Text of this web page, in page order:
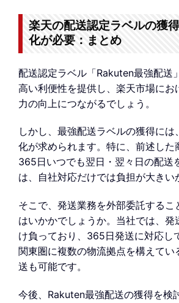
楽天の配送認定ラベルの獲
化が必要：まとめ
配送認定ラベル「Rakuten最強配送
高い利便性を提供し、楽天市場にお
力の向上につながるでしょう。
しかし、最強配送ラベルの獲得に
化が求められます。特に、前述した
365日いつでも翌日・翌々日の配送
は、自社対応だけでは負担が大きい
そこで、発送業務を外部委託するこ
はいかかでしょうか。当社では、発
け負っており、365日発送に対応し
関東圏に複数の物流拠点を構えてい
送も可能です。
今後、Rakuten最強配送の獲得を検